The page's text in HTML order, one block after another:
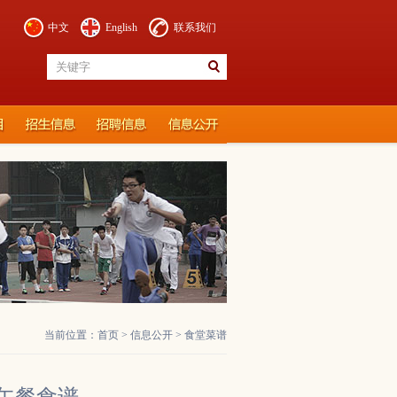
中文 English 联系我们
当前位置： 首页 > 信息公开 > 食堂菜谱